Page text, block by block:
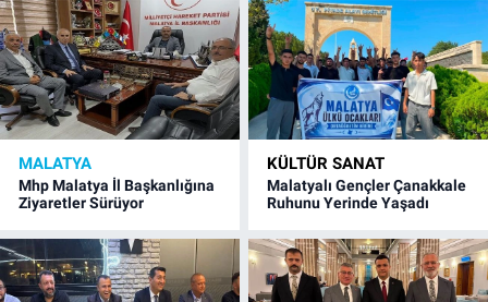
MALATYA
Mhp Malatya İl Başkanlığına
Ziyaretler Sürüyor
KÜLTÜR SANAT
Malatyalı Gençler Çanakkale
Ruhunu Yerinde Yaşadı